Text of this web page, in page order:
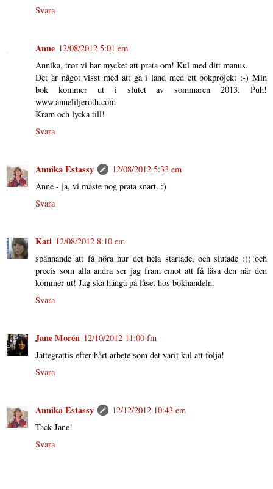
Svara
Anne 12/08/2012 5:01 em
Annika, tror vi har mycket att prata om! Kul med ditt manus.
Det är något visst med att gå i land med ett bokprojekt :-) Min
bok kommer ut i slutet av sommaren 2013. Puh!
www.anneliljeroth.com
Kram och lycka till!
Svara
Annika Estassy
12/08/2012 5:33 em
Anne - ja, vi måste nog prata snart. :)
Svara
Kati 12/08/2012 8:10 em
spännande att få höra hur det hela startade, och slutade :)) och
precis som alla andra ser jag fram emot att få läsa den när den
kommer ut! Jag ska hänga på låset hos bokhandeln.
Svara
Jane Morén 12/10/2012 11:00 fm
Jättegrattis efter hårt arbete som det varit kul att följa!
Svara
Annika Estassy
12/12/2012 10:43 em
Tack Jane!
Svara